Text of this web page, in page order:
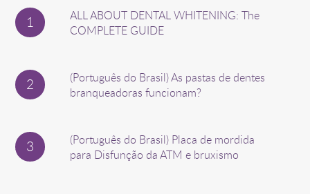
ALL ABOUT DENTAL WHITENING: The
COMPLETE GUIDE
(Português do Brasil) As pastas de dentes
branqueadoras funcionam?
(Português do Brasil) Placa de mordida
para Disfunção da ATM e bruxismo